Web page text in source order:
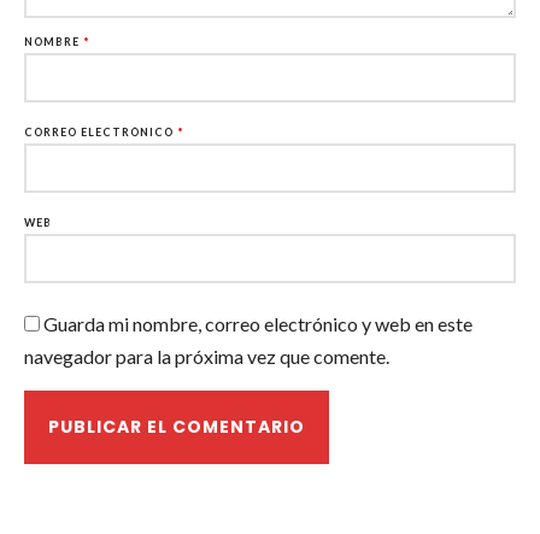
NOMBRE *
CORREO ELECTRÓNICO *
WEB
Guarda mi nombre, correo electrónico y web en este
navegador para la próxima vez que comente.